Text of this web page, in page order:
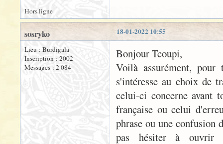
Hors ligne
18-01-2022 10:55
sosryko
Lieu : Burdigala
Inscription : 2002
Messages : 2 084
Bonjour Tcoupi,
Voilà assurément, pour
s'intéresse au choix de
celui-ci concerne avant
française ou celui
phrase ou une confusion
pas hésiter à ouvrir